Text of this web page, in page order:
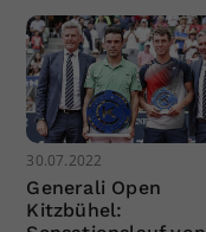
30.07.2022
Generali Open
Kitzbühel: